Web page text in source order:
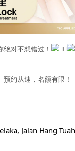
对不想错过！
约从速，名额有限！
Jalan Hang Tuah